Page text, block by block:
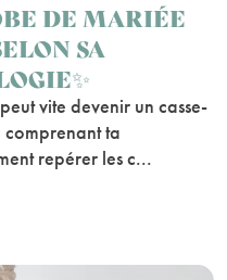
DE MARIÉE
SA
vite devenir un casse-
ta
repérer les c...